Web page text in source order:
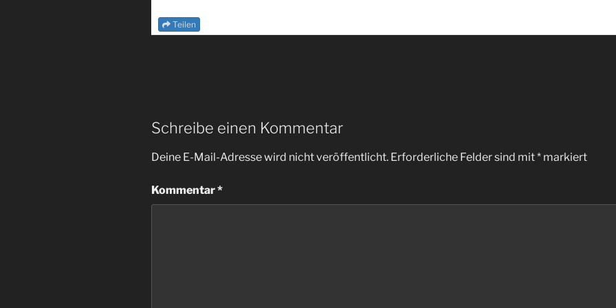
Teilen
Schreibe einen Kommentar
Deine E-Mail-Adresse wird nicht veröffentlicht. Erforderliche Felder sind mit* markiert
Kommentar*